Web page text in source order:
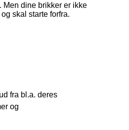
Men dine brikker er ikke
skal starte forfra.
fra bl.a. deres
og